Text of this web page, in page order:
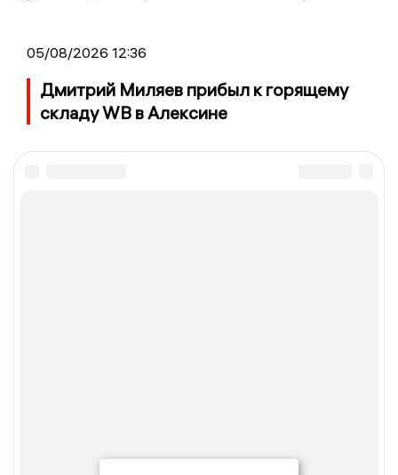
05/08/2026 12:36
Дмитрий Миляев прибыл к горящему
складу WB в Алексине